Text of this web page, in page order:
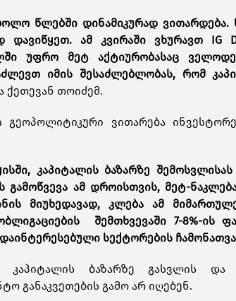
წლებში დინამიკურად
ამ კვირაში ვხურავთ IG
უფრო მეტ აქტიურობასაც
იმის შესაძლებლობას, რომ
ქეთევან თოიძემ.
გეოპოლიტიკური ვითარება
კაპიტალის ბაზარზე
ამ დროისთვის, მეტ-
მიუხედავად, კლება ამ
შემთხვევაში 7-8%-ის
სექტორების
კაპიტალის ბაზარზე გასვლის და
განაკვეთების გამო არ იღებენ.